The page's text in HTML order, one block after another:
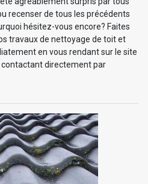
recenser de tous les précédents
hésitez-vous encore? Faites
travaux de nettoyage de toit et
en vous rendant sur le site
contactant directement par